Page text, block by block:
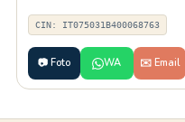
CIN: IT075031B400068763
📷 Foto WA ✉️ Email